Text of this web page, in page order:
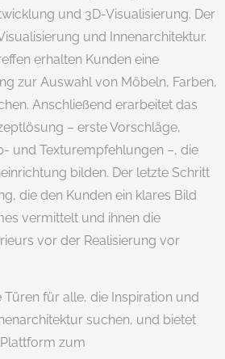
und 3D-Visualisierung. Der
und Innenarchitektur.
erhalten Kunden eine
zur Auswahl von Möbeln, Farben,
Anschließend erarbeitet das
– erste Vorschläge,
und Texturempfehlungen –, die
bilden. Der letzte Schritt
die den Kunden ein klares Bild
vermittelt und ihnen die
vor der Realisierung vor
Türen für alle, die Inspiration und
suchen, und bietet
zum